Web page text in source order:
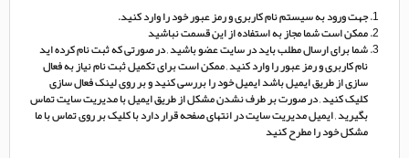
جهت ورود به سیستم نام کاربری و رمز عبور خود را وارد کنید.
ممکن است شما مجاز به استفاده از این قسمت نباشید
شما برای ارسال مطلب باید در سایت عضو باشید , در صورتی که ثبت نام کرده اید
نام کاربری و رمز عبور را وارد کنید , ممکن است برای تکمیل ثبت نام نیاز به فعال
سازی از طریق ایمیل باشد ایمیل خود را بررسی کنید و بر روی لینک فعال سازی
کلیک کنید , در صورت بر طرف نشدن مشکل از طریق ایمیل با مدیریت سایت تماس
بگیرید , ایمیل مدیریت سایت در انتهای صفحه قرار دارد با کلیک بر روی تماس با ما
مشکل خود را مطرح کنید